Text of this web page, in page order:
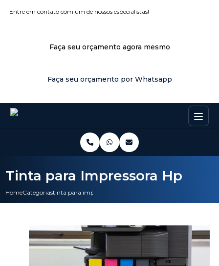
Entre em contato com um de nossos especialistas!
Faça seu orçamento agora mesmo
Faça seu orçamento por Whatsapp
HomeCategoriastinta para impressora hp
Tinta para Impressora Hp